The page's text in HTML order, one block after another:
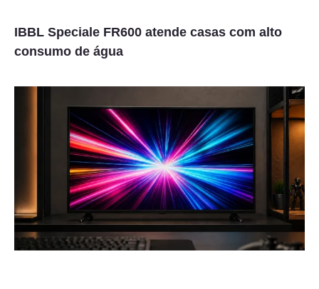
IBBL Speciale FR600 atende casas com alto
consumo de água